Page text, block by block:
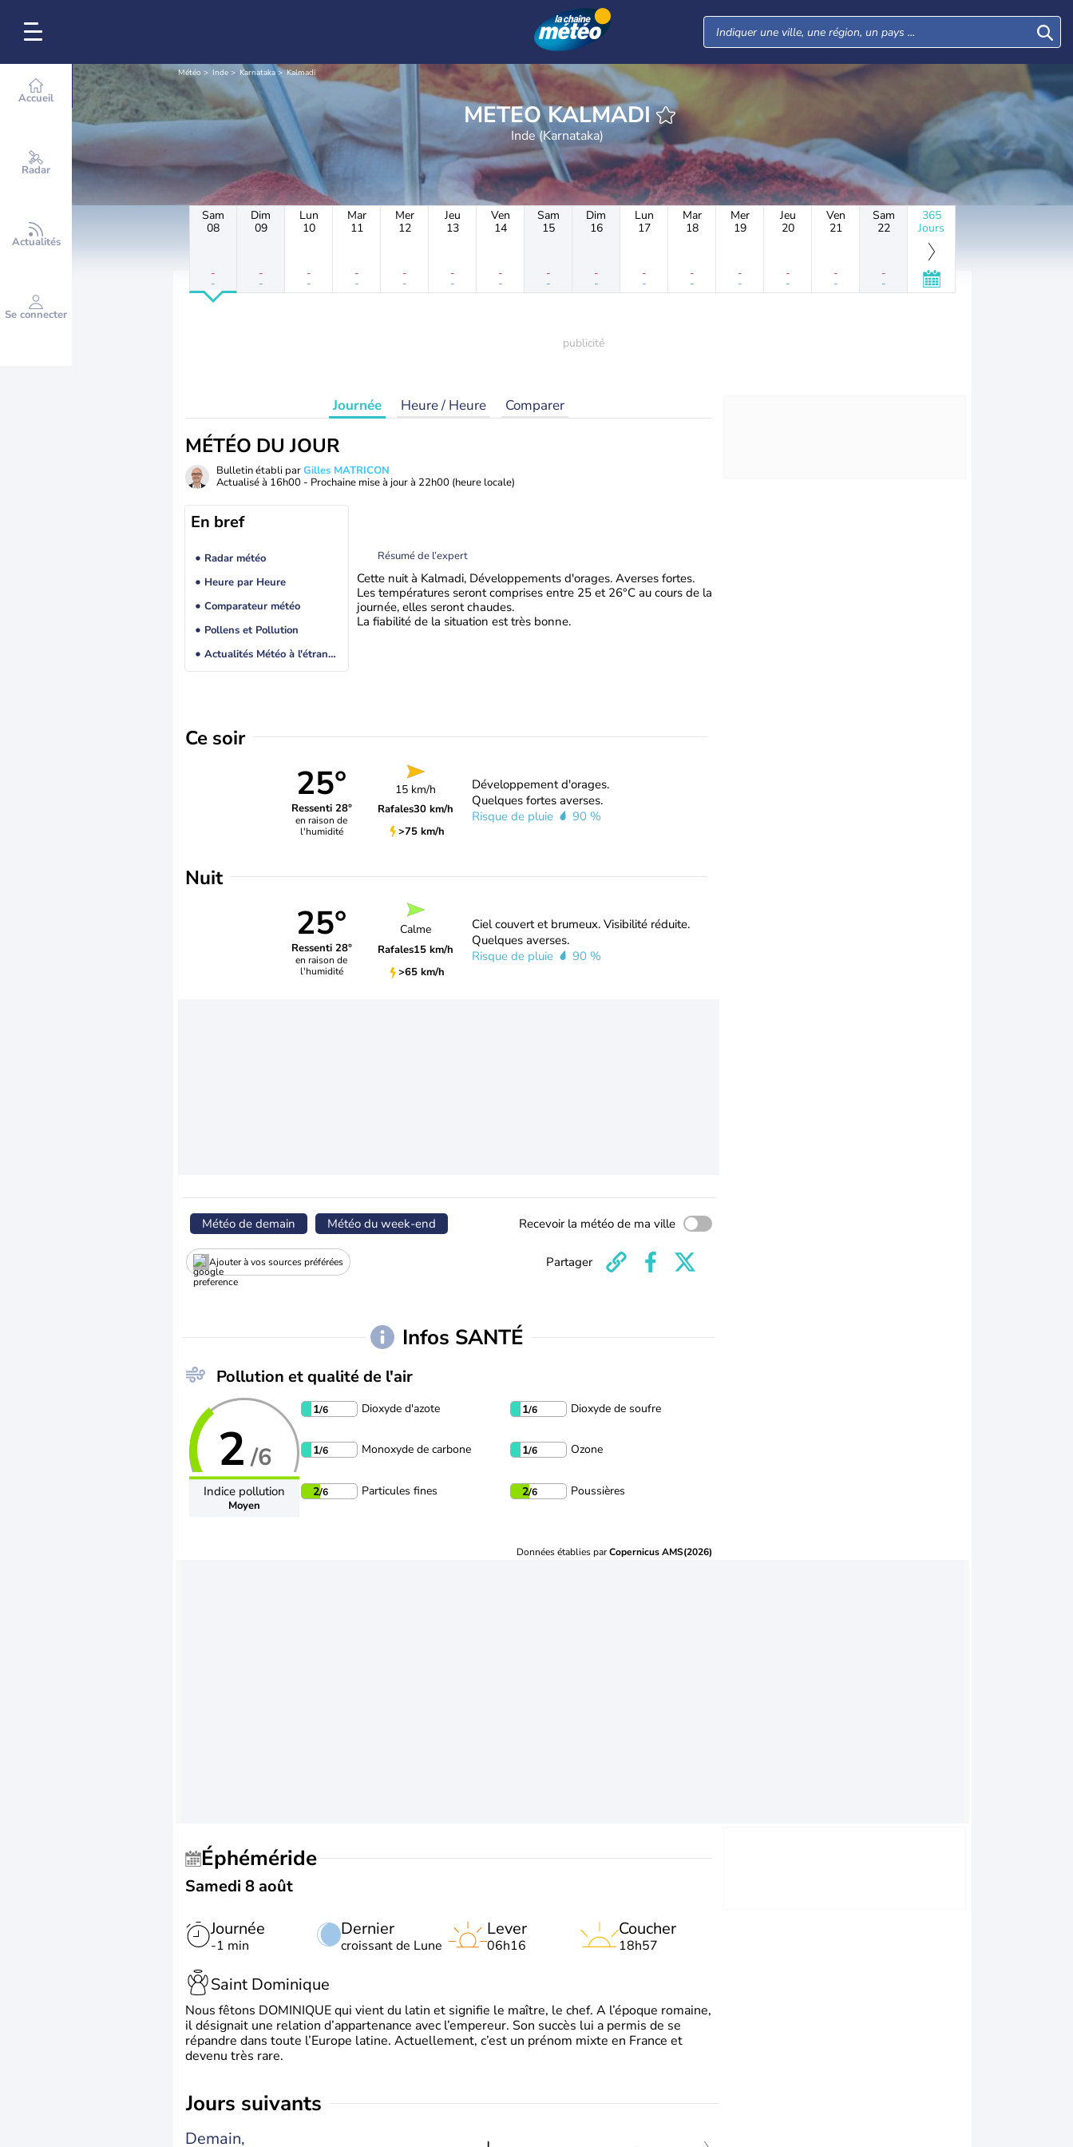
Accueil
Radar
Actualités
Se connecter
Météo Inde Karnataka Kalmadi
METEO KALMADI
Inde (Karnataka)
Sam
08
-
-
Dim
09
-
-
Lun
10
-
-
Mar
11
-
-
Mer
12
-
-
Jeu
13
-
-
Ven
14
-
-
Sam
15
-
-
Dim
16
-
-
Lun
17
-
-
Mar
18
-
-
Mer
19
-
-
Jeu
20
-
-
Ven
21
-
-
Sam
22
-
-
365
Jours
Journée Heure / Heure Comparer
MÉTÉO DU JOUR
Bulletin établi parGilles MATRICON
Actualisé à 16h00 - Prochaine mise à jour à 22h00 (heure locale)
En bref
Radar météo
Heure par Heure
Comparateur météo
Pollens et Pollution
Actualités Météo à l'étranger
Résumé de l’expert
Cette nuit à Kalmadi, Développements d'orages. Averses fortes.
Les températures seront comprises entre 25 et 26°C au cours de la
journée, elles seront chaudes.
La fiabilité de la situation est très bonne.
Ce soir
25°
Ressenti 28°
en raison de
l'humidité
15 km/h
Rafales30 km/h
>75 km/h
Développement d'orages.
Quelques fortes averses.
Risque de pluie
90 %
Nuit
25°
Ressenti 28°
en raison de
l'humidité
Calme
Rafales15 km/h
>65 km/h
Ciel couvert et brumeux. Visibilité réduite.
Quelques averses.
Risque de pluie
90 %
Météo de demain Météo du week-end Recevoir la météo de ma ville
Ajouter à vos sources préférées Partager
Infos SANTÉ
Pollution et qualité de l'air
2 /6
Indice pollution
Moyen
1/6 Dioxyde d'azote 1/6 Dioxyde de soufre
1/6 Monoxyde de carbone 1/6 Ozone
2/6 Particules fines 2/6 Poussières
Données établies parCopernicus AMS(2026)
Éphéméride
Samedi 8 août
Journée
-1 min
Dernier
croissant de Lune
Lever
06h16
Coucher
18h57
Saint Dominique
Nous fêtons DOMINIQUE qui vient du latin et signifie le maître, le chef. A l’époque romaine,
il désignait une relation d’appartenance avec l’empereur. Son succès lui a permis de se
répandre dans toute l’Europe latine. Actuellement, c’est un prénom mixte en France et
devenu très rare.
jours suivants
Demain,